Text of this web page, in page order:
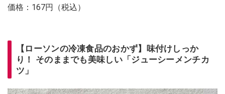
価格：167円（税込）
【ローソンの冷凍食品のおかず】味付けしっか
り！ そのままでも美味しい「ジューシーメンチカ
ツ」